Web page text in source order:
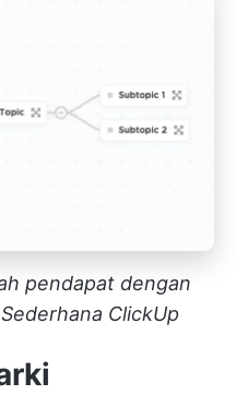
pendapat dengan
ClickUp